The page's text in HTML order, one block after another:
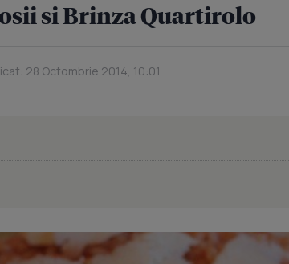
si Brinza Quartirolo
28 Octombrie 2014, 10:01